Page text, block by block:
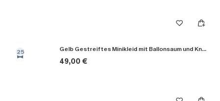
25 Gelb Gestreiftes Minikleid mit Ballonsaum und Knopfleiste
49,00 €